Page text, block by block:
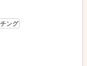
ング